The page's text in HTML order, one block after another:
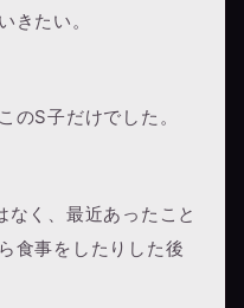
きたい。
のS子だけでした。
く、最近あったこと
食事をしたりした後